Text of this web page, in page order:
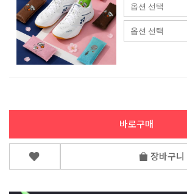
바로구매
장바구니